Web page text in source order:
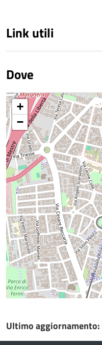
Link utili
Dove
+
−
Ultimo aggiornamento: